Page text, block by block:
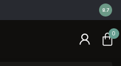
14
8.7
0